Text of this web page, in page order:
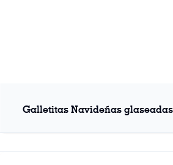
Galletitas Navideñas glaseadas